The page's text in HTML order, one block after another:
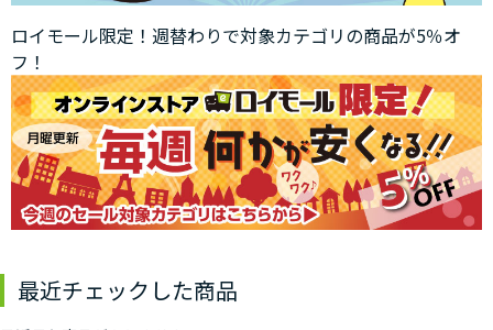
ロイモール限定！週替わりで対象カテゴリの商品が5％オ
フ！
最近チェックした商品